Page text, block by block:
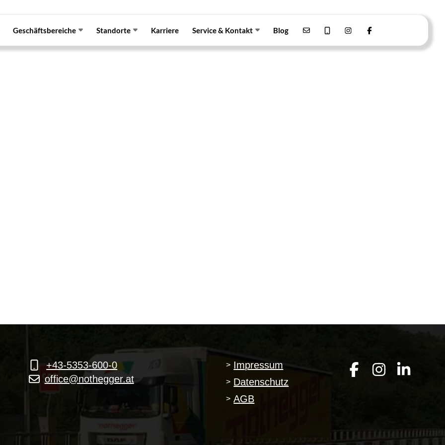
Geschäftsbereiche Standorte Karriere Service & Kontakt Blog
+43-5353-600-0
office@nothegger.at
> Impressum
> Datenschutz
> AGB